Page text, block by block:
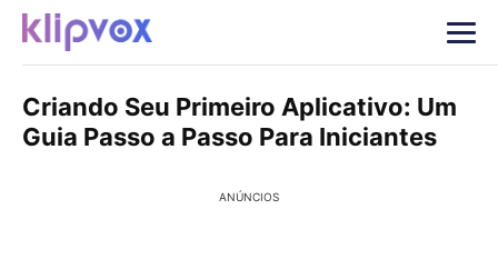
Criando Seu Primeiro Aplicativo: Um
Guia Passo a Passo Para Iniciantes
ANÚNCIOS